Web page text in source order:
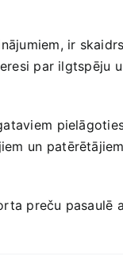
ir
par ilgtspēju
⁤un
preču